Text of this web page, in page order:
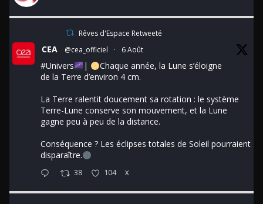
Rêves d'Espace Retweeté
CEA @cea_officiel · 6 Août
#Univers |
Chaque année, la Lune s’éloigne
de la Terre d’environ 4 cm.
La Terre ralentit doucement sa rotation : le système
Terre-Lune conserve son mouvement, et la Lune
gagne peu à peu de la distance.
Conséquence ? Les éclipses totales de Soleil pourraient
disparaître.
38 104 X